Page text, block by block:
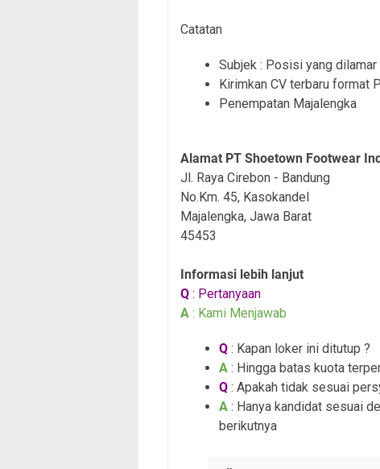
Catatan
Subjek : Posisi yang dilamar
Kirimkan CV terbaru format
Penempatan Majalengka
Alamat PT Shoetown Footwear
Jl. Raya Cirebon - Bandung
No.Km. 45, Kasokandel
Majalengka, Jawa Barat
45453
Informasi lebih lanjut
Q : Pertanyaan
A : Kami Menjawab
Q : Kapan loker ini ditutup ?
A : Hingga batas kuota
Q : Apakah tidak sesuai
A : Hanya kandidat sesuai
berikutnya